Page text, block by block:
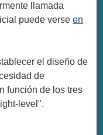
llamada
puede verseen
el diseño de
de
función de los tres
level".